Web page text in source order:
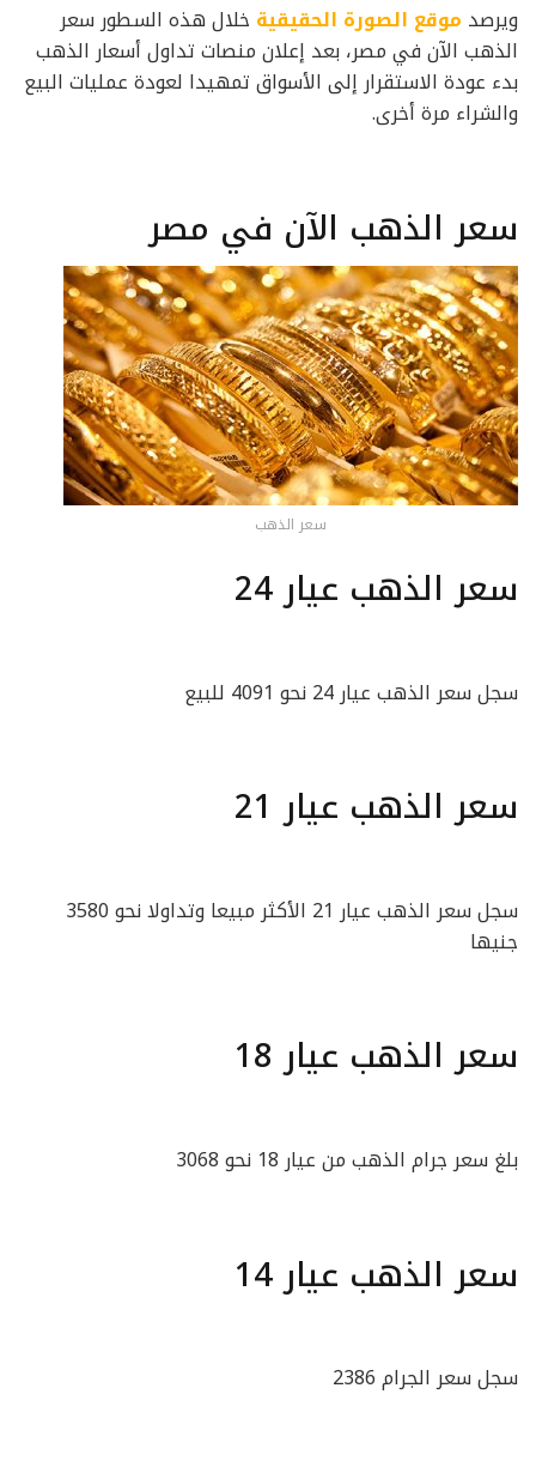
ويرصد موقع الصورة الحقيقيةخلال هذه السطور سعر
الذهب الآن في مصر، بعد إعلان منصات تداول أسعار الذهب
بدء عودة الاستقرار إلى الأسواق تمهيدا لعودة عمليات البيع
والشراء مرة أخرى.
سعر الذهب الآن في مصر
سعر الذهب
سعر الذهب عيار 24
سجل سعر الذهب عيار 24 نحو 4091 للبيع
سعر الذهب عيار 21
سجل سعر الذهب عيار 21 الأكثر مبيعا وتداولا نحو 3580
جنيها
سعر الذهب عيار 18
بلغ سعر جرام الذهب من عيار 18 نحو 3068
سعر الذهب عيار 14
سجل سعر الجرام 2386